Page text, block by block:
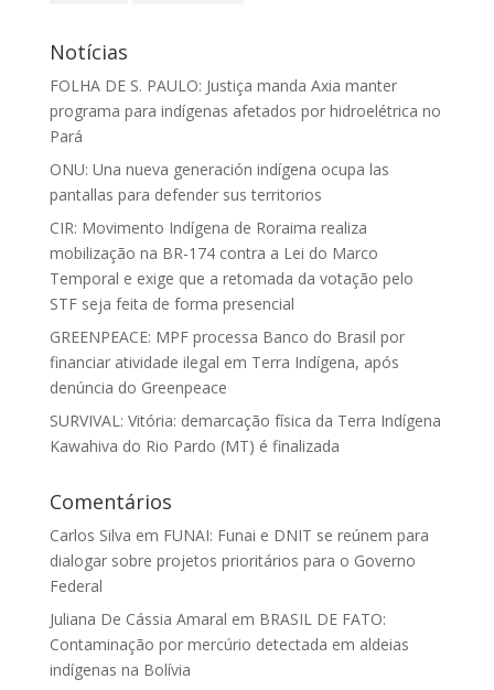
Notícias
FOLHA DE S. PAULO: Justiça manda Axia manter
programa para indígenas afetados por hidroelétrica no
Pará
ONU: Una nueva generación indígena ocupa las
pantallas para defender sus territorios
CIR: Movimento Indígena de Roraima realiza
mobilização na BR-174 contra a Lei do Marco
Temporal e exige que a retomada da votação pelo
STF seja feita de forma presencial
GREENPEACE: MPF processa Banco do Brasil por
financiar atividade ilegal em Terra Indígena, após
denúncia do Greenpeace
SURVIVAL: Vitória: demarcação física da Terra Indígena
Kawahiva do Rio Pardo (MT) é finalizada
Comentários
Carlos Silva em FUNAI: Funai e DNIT se reúnem para
dialogar sobre projetos prioritários para o Governo
Federal
Juliana De Cássia Amaral em BRASIL DE FATO:
Contaminação por mercúrio detectada em aldeias
indígenas na Bolívia